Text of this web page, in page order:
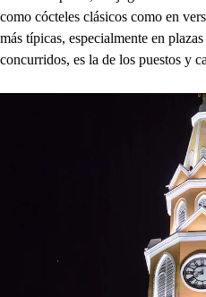
como cócteles clásicos como en
más típicas, especialmente en
concurridos, es la de los puestos y